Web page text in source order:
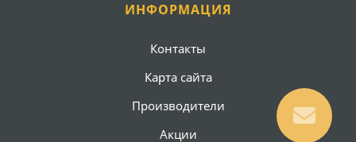
ИНФОРМАЦИЯ
Контакты
Карта сайта
Производители
Акции